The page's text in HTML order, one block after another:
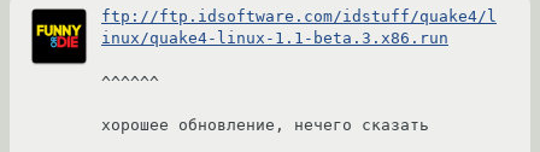
ftp://ftp.idsoftware.com/idstuff/quake4/l
inux/quake4-linux-1.1-beta.3.x86.run
^^^^^^
хорошее обновление, нечего сказать